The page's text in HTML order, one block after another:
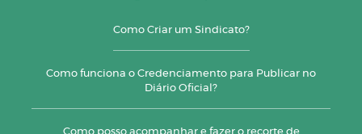
Como Criar um Sindicato?
Como funciona o Credenciamento para Publicar no
Diário Oficial?
Como posso acompanhar e fazer o recorte de